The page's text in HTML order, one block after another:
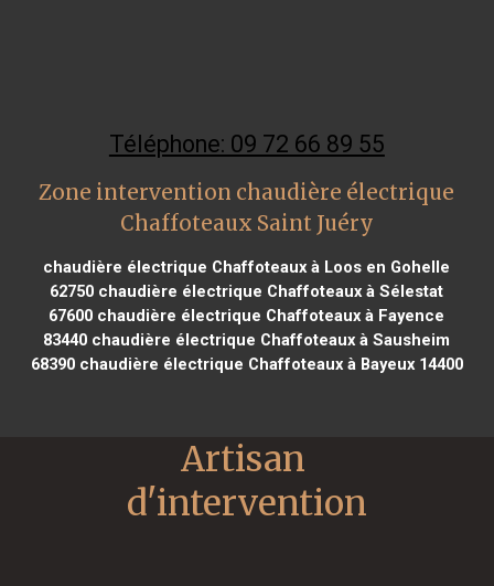
Téléphone: 09 72 66 89 55
Zone intervention chaudière électrique
Chaffoteaux Saint Juéry
chaudière électrique Chaffoteaux à Loos en Gohelle
62750 chaudière électrique Chaffoteaux à Sélestat
67600 chaudière électrique Chaffoteaux à Fayence
83440 chaudière électrique Chaffoteaux à Sausheim
68390chaudière électrique Chaffoteaux à Bayeux 14400
Artisan
d'intervention